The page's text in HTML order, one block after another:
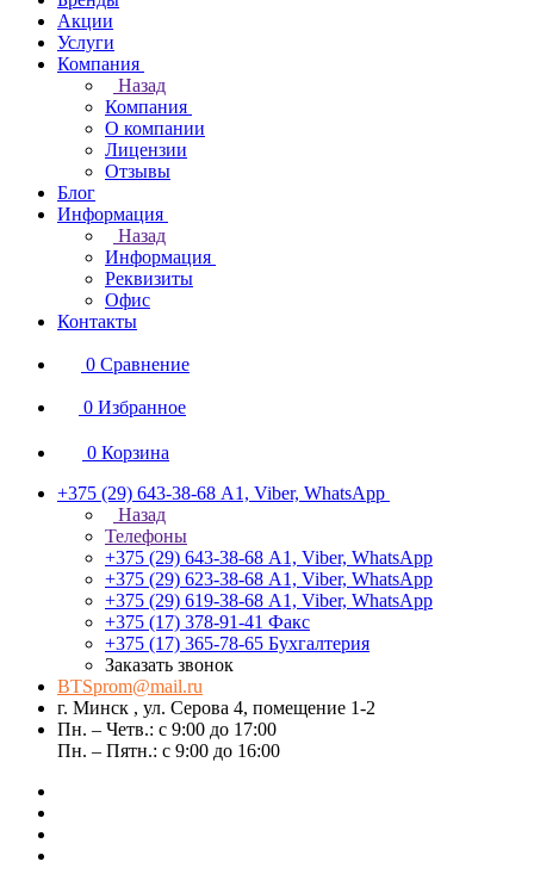
Акции
Услуги
Компания
Назад
Компания
О компании
Лицензии
Отзывы
Блог
Информация
Назад
Информация
Реквизиты
Офис
Контакты
0 Сравнение
0 Избранное
0 Корзина
+375 (29) 643-38-68 А1, Viber, WhatsApp
Назад
Телефоны
+375 (29) 643-38-68 А1, Viber, WhatsApp
+375 (29) 623-38-68 А1, Viber, WhatsApp
+375 (29) 619-38-68 А1, Viber, WhatsApp
+375 (17) 378-91-41 Факс
+375 (17) 365-78-65 Бухгалтерия
Заказать звонок
BTSprom@mail.ru
г. Минск , ул. Серова 4, помещение 1-2
Пн. – Четв.: с 9:00 до 17:00
Пн. – Пятн.: с 9:00 до 16:00